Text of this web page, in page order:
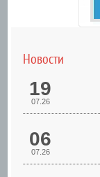
Новости
19
07.26
06
07.26